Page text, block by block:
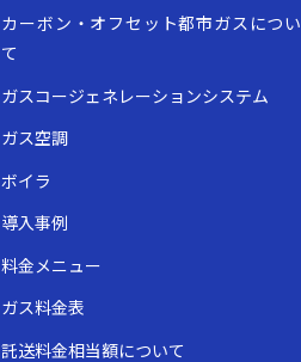
カーボン・オフセット都市ガスについ
て
ガスコージェネレーションシステム
ガス空調
ボイラ
導入事例
料金メニュー
ガス料金表
託送料金相当額について